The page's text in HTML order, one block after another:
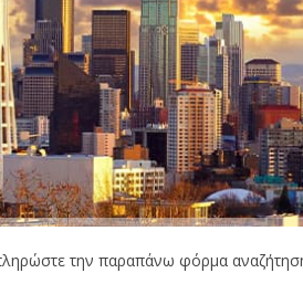
την παραπάνω φόρμα